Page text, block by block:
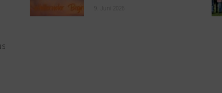
9. Juni 2026